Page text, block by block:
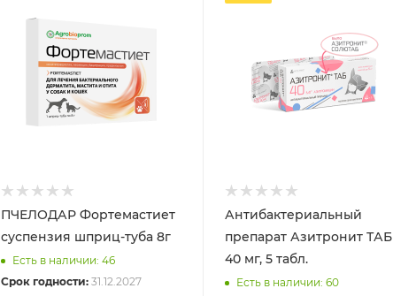
ПЧЕЛОДАР Фортемастиет
суспензия шприц-туба 8г
Есть в наличии: 46
Срок годности: 31.12.2027
Антибактериальный
препарат Азитронит ТАБ
40 мг, 5 табл.
Есть в наличии: 60